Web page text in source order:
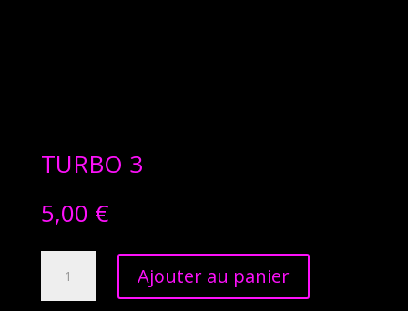
TURBO 3
5,00 €
TURBO
Ajouter au panier